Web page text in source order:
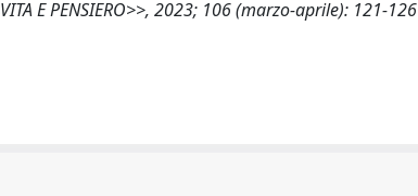
E PENSIERO>>, 2023; 106 (marzo-aprile): 121-126